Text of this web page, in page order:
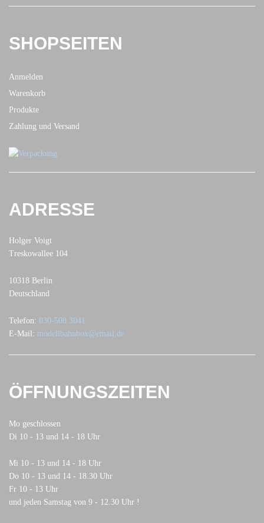
SHOPSEITEN
Anmelden
Warenkorb
Produkte
Zahlung und Versand
ADRESSE
Holger Voigt
Treskowallee 104
10318 Berlin
Deutschland
Telefon: 030-508 3041
E-Mail: modellbahnbox@email.de
ÖFFNUNGSZEITEN
Mo geschlossen
Di 10 - 13 und 14 - 18 Uhr
Mi 10 - 13 und 14 - 18 Uhr
Do 10 - 13 und 14 - 18.30 Uhr
Fr 10 - 13 Uhr
und jeden Samstag von 9 - 12.30 Uhr !